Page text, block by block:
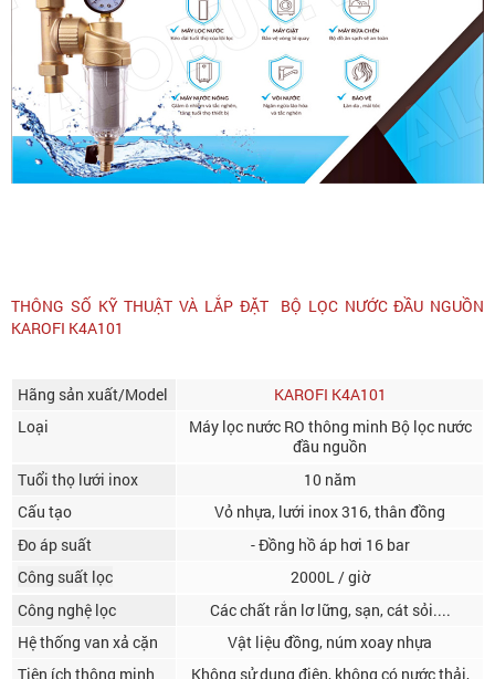
THÔNG SỐ KỸ THUẬT VÀ LẮP ĐẶT BỘ LỌC NƯỚC ĐẦU NGUỒN
KAROFI K4A101
Hãng sản xuất/Model
KAROFI K4A101
Loại
Máy lọc nước RO thông minh Bộ lọc nước
đầu nguồn
Tuổi thọ lưới inox
10 năm
Cấu tạo
Vỏ nhựa, lưới inox 316, thân đồng
Đo áp suất
- Đồng hồ áp hơi 16 bar
Công suất lọc
2000L / giờ
Công nghệ lọc
Các chất rắn lơ lững, sạn, cát sỏi....
Hệ thống van xả cặn
Vật liệu đồng, núm xoay nhựa
Tiện ích thông minh
Không sử dụng điện, không có nước thải,